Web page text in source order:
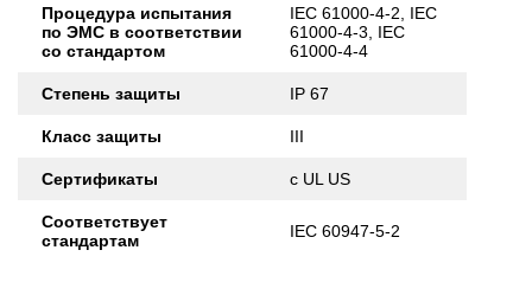
Процедура испытания
по ЭМС в соответствии
со стандартом
IEC 61000-4-2, IEC
61000-4-3, IEC
61000-4-4
Степень защиты IP 67
Класс защиты III
Сертификаты c UL US
Соответствует
стандартам
IEC 60947-5-2